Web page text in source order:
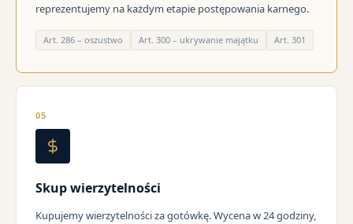
reprezentujemy na każdym etapie postępowania karnego.
Art. 286 – oszustwo Art. 300 – ukrywanie majątku Art. 301
05
Skup wierzytelności
Kupujemy wierzytelności za gotówkę. Wycena w 24 godziny,